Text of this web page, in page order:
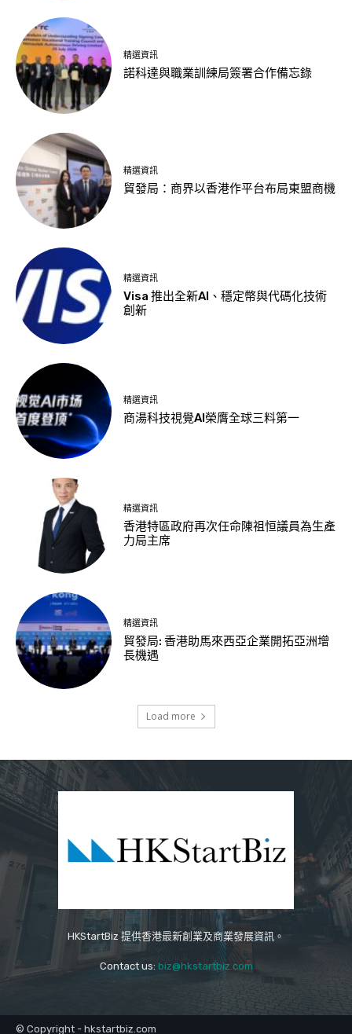
精選資訊
諾科達與職業訓練局簽署合作備忘錄
精選資訊
貿發局：商界以香港作平台布局東盟商機
精選資訊
Visa 推出全新AI、穩定幣與代碼化技術
創新
精選資訊
商湯科技視覺AI榮膺全球三料第一
精選資訊
香港特區政府再次任命陳祖恒議員為生產
力局主席
精選資訊
貿發局: 香港助馬來西亞企業開拓亞洲增
長機遇
Load more
HKStartBiz 提供香港最新創業及商業發展資訊。
Contact us: biz@hkstartbiz.com
© Copyright - hkstartbiz.com